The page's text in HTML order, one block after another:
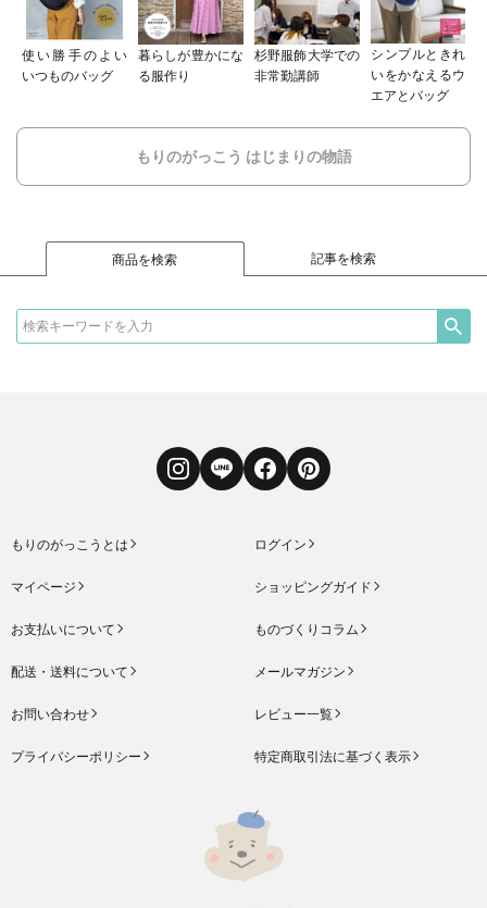
使い勝手のよい
いつものバッグ
暮らしが豊かにな
る服作り
杉野服飾大学での
非常勤講師
シンプルときれ
いをかなえるウ
エアとバッグ
もりのがっこう はじまりの物語
商品を検索 記事を検索
InstagramLINE FacebookPinterest
もりのがっこうとは ログイン
マイページ ショッピングガイド
お支払いについて ものづくりコラム
配送・送料について メールマガジン
お問い合わせ レビュー一覧
プライバシーポリシー 特定商取引法に基づく表示